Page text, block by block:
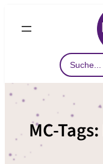
Inhalt
Search
…
MC-Tags: